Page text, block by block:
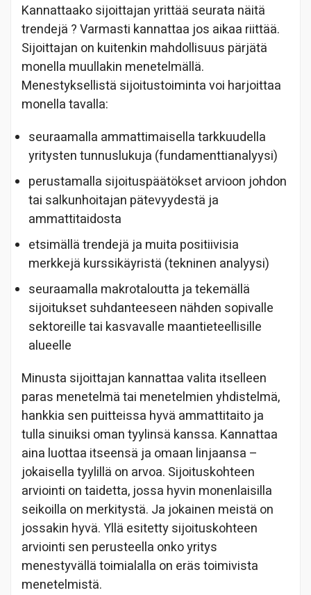
Kannattaako sijoittajan yrittää seurata näitä
trendejä ? Varmasti kannattaa jos aikaa riittää.
Sijoittajan on kuitenkin mahdollisuus pärjätä
monella muullakin menetelmällä.
Menestyksellistä sijoitustoiminta voi harjoittaa
monella tavalla:
seuraamalla ammattimaisella tarkkuudella
yritysten tunnuslukuja (fundamenttianalyysi)
perustamalla sijoituspäätökset arvioon johdon
tai salkunhoitajan pätevyydestä ja
ammattitaidosta
etsimällä trendejä ja muita positiivisia
merkkejä kurssikäyristä (tekninen analyysi)
seuraamalla makrotaloutta ja tekemällä
sijoitukset suhdanteeseen nähden sopivalle
sektoreille tai kasvavalle maantieteellisille
alueelle
Minusta sijoittajan kannattaa valita itselleen
paras menetelmä tai menetelmien yhdistelmä,
hankkia sen puitteissa hyvä ammattitaito ja
tulla sinuiksi oman tyylinsä kanssa. Kannattaa
aina luottaa itseensä ja omaan linjaansa –
jokaisella tyylillä on arvoa. Sijoituskohteen
arviointi on taidetta, jossa hyvin monenlaisilla
seikoilla on merkitystä. Ja jokainen meistä on
jossakin hyvä. Yllä esitetty sijoituskohteen
arviointi sen perusteella onko yritys
menestyvällä toimialalla on eräs toimivista
menetelmistä.